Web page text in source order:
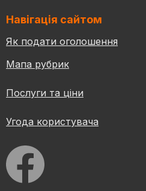
Навігація сайтом
Як подати оголошення
Мапа рубрик
Послуги та ціни
Угода користувача